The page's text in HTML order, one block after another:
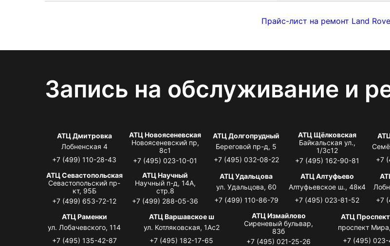
Прайс-лист на ремонт Land
Запись на обслуживание и
АТЦ Дмитровка
Лобненская 4
+7 (499) 110-28-43
АТЦ Новоясеневская
Новоясеневский пр,
8с1
+7 (495) 023-10-01
АТЦ Долгопрудный
Береговой пр-д, 5
+7 (495) 032-08-22
АТЦ Щёлковская
Байкальская ул.,
1/3с12
+7 (495) 162-90-81
+7
АТЦ Севастопольская
Севастопольский пр-
кт, 95Б
+7 (499) 653-72-12
АТЦ Научный
Научный п-д, 14А,
стр.8
+7 (499) 288-05-36
АТЦ Удальцова
ул. Удальцова, 60
+7 (499) 110-86-79
АТЦ Алтуфьево
Алтуфьевское ш., 48к4
+7 (495) 023-81-52
+7
АТЦ Раменки
ул. Лобачевского, 114
+7 (495) 135-42-87
АТЦ Варшавское ш
ул. Котляковская, 1Ас2
+7 (495) 182-17-65
АТЦ Измайлово
Сиреневый бульвар,
83б
+7 (495) 021-25-26
АТЦ
проспект
+7 (495)